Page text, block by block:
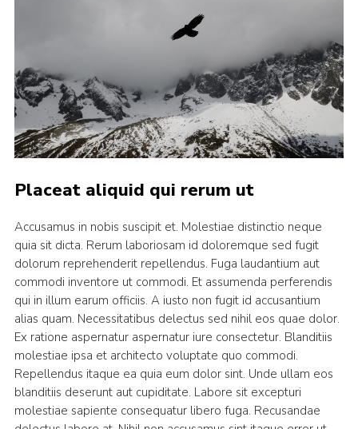
Placeat aliquid qui rerum ut
Accusamus in nobis suscipit et. Molestiae distinctio neque
quia sit dicta. Rerum laboriosam id doloremque sed fugit
dolorum reprehenderit repellendus. Fuga laudantium aut
commodi inventore ut commodi. Et assumenda perferendis
qui in illum earum officiis. A iusto non fugit id accusantium
alias quam. Necessitatibus delectus sed nihil eos quae dolor.
Ex ratione aspernatur aspernatur iure consectetur. Blanditiis
molestiae ipsa et architecto voluptate quo commodi.
Repellendus itaque ea quia eum dolor sint. Unde ullam eos
blanditiis deserunt aut cupiditate. Labore sit excepturi
molestiae sapiente consequatur libero fuga. Recusandae